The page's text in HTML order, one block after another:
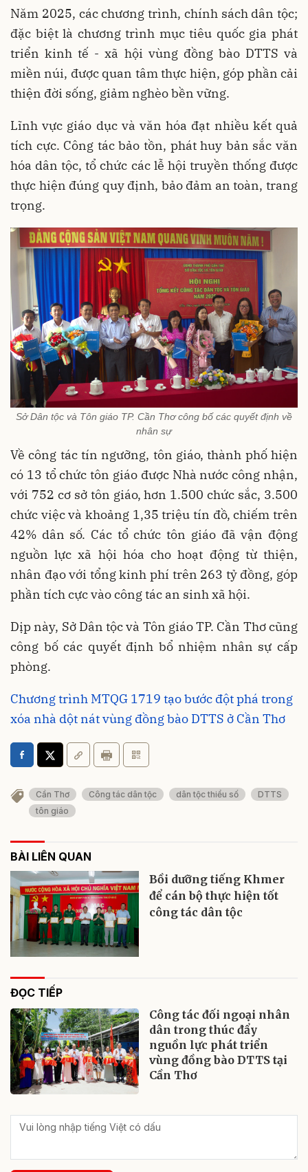
Năm 2025, các chương trình, chính sách dân tộc;
đặc biệt là chương trình mục tiêu quốc gia phát
triển kinh tế - xã hội vùng đồng bào DTTS và
miền núi, được quan tâm thực hiện, góp phần cải
thiện đời sống, giảm nghèo bền vững.
Lĩnh vực giáo dục và văn hóa đạt nhiều kết quả
tích cực. Công tác bảo tồn, phát huy bản sắc văn
hóa dân tộc, tổ chức các lễ hội truyền thống được
thực hiện đúng quy định, bảo đảm an toàn, trang
trọng.
Sở Dân tộc và Tôn giáo TP. Cần Thơ công bố các quyết định về
nhân sự
Về công tác tín ngưỡng, tôn giáo, thành phố hiện
có 13 tổ chức tôn giáo được Nhà nước công nhận,
với 752 cơ sở tôn giáo, hơn 1.500 chức sắc, 3.500
chức việc và khoảng 1,35 triệu tín đồ, chiếm trên
42% dân số. Các tổ chức tôn giáo đã vận động
nguồn lực xã hội hóa cho hoạt động từ thiện,
nhân đạo với tổng kinh phí trên 263 tỷ đồng, góp
phần tích cực vào công tác an sinh xã hội.
Dịp này, Sở Dân tộc và Tôn giáo TP. Cần Thơ cũng
công bố các quyết định bổ nhiệm nhân sự cấp
phòng.
Chương trình MTQG 1719 tạo bước đột phá trong
xóa nhà dột nát vùng đồng bào DTTS ở Cần Thơ
Cần Thơ Công tác dân tộc dân tộc thiểu số
DTTS
tôn giáo
BÀI LIÊN QUAN
Bồi dưỡng tiếng Khmer
để cán bộ thực hiện tốt
công tác dân tộc
ĐỌC TIẾP
Công tác đối ngoại nhân
dân trong thúc đẩy
nguồn lực phát triển
vùng đồng bào DTTS tại
Cần Thơ